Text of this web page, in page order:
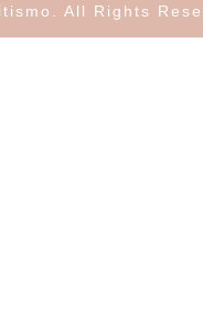
All Rights